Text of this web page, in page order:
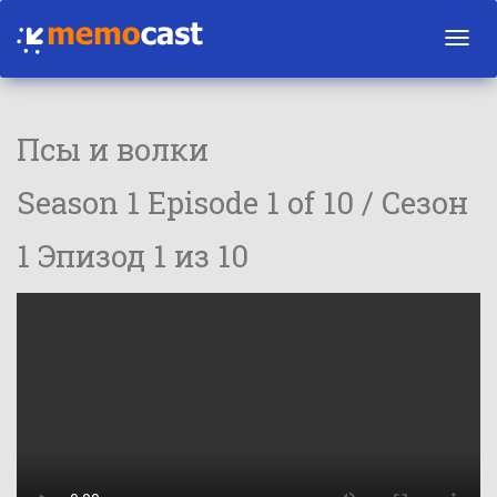
Псы и волки
Season 1 Episode 1 of 10 / Сезон
1 Эпизод 1 из 10